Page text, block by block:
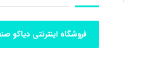
فروشگاه اینترنتی دیاکو